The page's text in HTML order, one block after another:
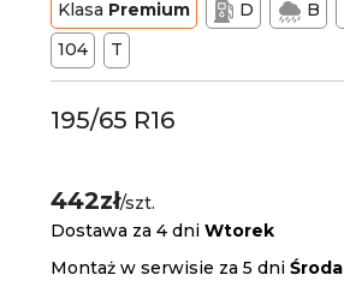
Klasa Premium D B
104
T
195/65 R16
442zł/szt.
Dostawa za 4 dniWtorek
Montaż w serwisie za 5 dniŚroda